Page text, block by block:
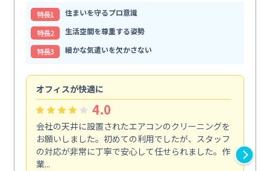
特⻑1
住まいを守るプロ意識
特⻑2
生活空間を尊重する姿勢
特⻑3
細かな気遣いを欠かさない
オフィスが快適に
4.0
会社の天井に設置されたエアコンのクリーニングを
お願いしました。初めての利用でしたが、スタッフ
の対応が非常に丁寧で安心して任せられました。作
業...